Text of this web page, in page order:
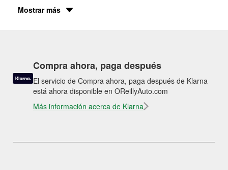
Mostrar más
Compra ahora, paga después
El servicio de Compra ahora, paga después de Klarna
está ahora disponible en OReillyAuto.com
Más información acerca de Klarna